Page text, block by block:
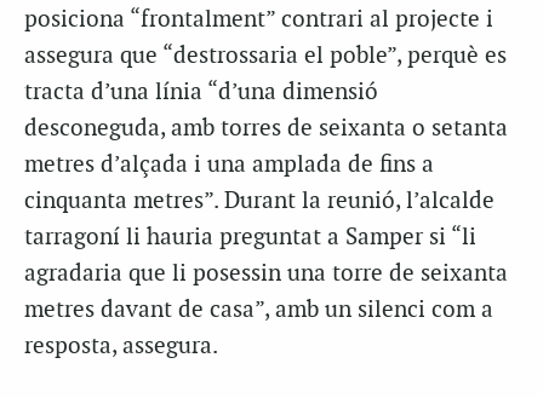
posiciona “frontalment” contrari al projecte i
assegura que “destrossaria el poble”, perquè es
tracta d’una línia “d’una dimensió
desconeguda, amb torres de seixanta o setanta
metres d’alçada i una amplada de fins a
cinquanta metres”. Durant la reunió, l’alcalde
tarragoní li hauria preguntat a Samper si “li
agradaria que li posessin una torre de seixanta
metres davant de casa”, amb un silenci com a
resposta, assegura.